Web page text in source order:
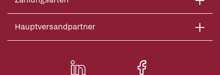
Hauptversandpartner